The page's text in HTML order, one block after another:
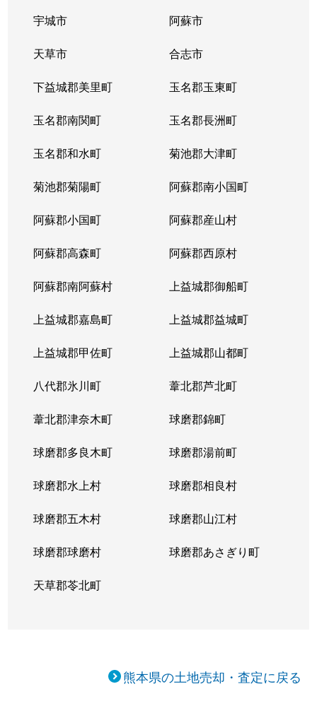
宇城市 阿蘇市
天草市 合志市
下益城郡美里町 玉名郡玉東町
玉名郡南関町 玉名郡長洲町
玉名郡和水町 菊池郡大津町
菊池郡菊陽町 阿蘇郡南小国町
阿蘇郡小国町 阿蘇郡産山村
阿蘇郡高森町 阿蘇郡西原村
阿蘇郡南阿蘇村 上益城郡御船町
上益城郡嘉島町 上益城郡益城町
上益城郡甲佐町 上益城郡山都町
八代郡氷川町 葦北郡芦北町
葦北郡津奈木町 球磨郡錦町
球磨郡多良木町 球磨郡湯前町
球磨郡水上村 球磨郡相良村
球磨郡五木村 球磨郡山江村
球磨郡球磨村 球磨郡あさぎり町
天草郡苓北町
熊本県の土地売却・査定に戻る